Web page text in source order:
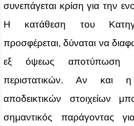
συνεπάγεται κρίση για την
Η κατάθεση του
προσφέρεται, δύναται να
εξ όψεως αποτύπωση
περιστατικών. Αν και
αποδεικτικών στοιχείων
σημαντικός παράγοντας